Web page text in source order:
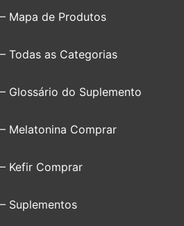
– Mapa de Produtos
– Todas as Categorias
– Glossário do Suplemento
– Melatonina Comprar
– Kefir Comprar
– Suplementos